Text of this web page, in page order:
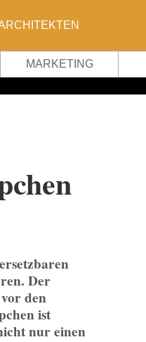
MARKETING
Der
den
ist
nur einen